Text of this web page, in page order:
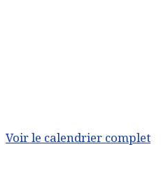
Voir le calendrier complet